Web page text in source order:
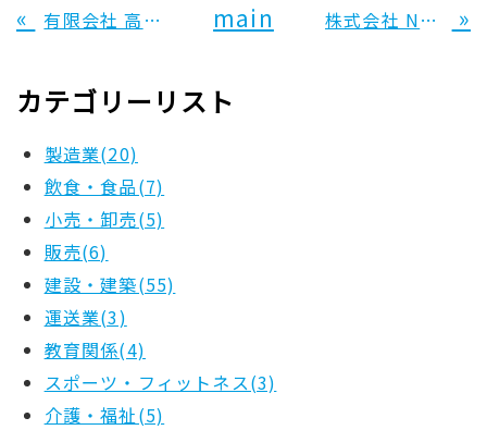
« 有限会社 高須商店 様 main 株式会社 NexT one 様 »
カテゴリーリスト
製造業(20)
飲食・食品(7)
小売・卸売(5)
販売(6)
建設・建築(55)
運送業(3)
教育関係(4)
スポーツ・フィットネス(3)
介護・福祉(5)